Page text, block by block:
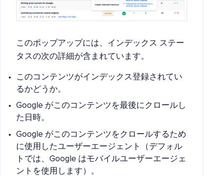
このポップアップには、インデックス ステー
タスの次の詳細が含まれています。
このコンテンツがインデックス登録されてい
るかどうか。
Google がこのコンテンツを最後にクロールし
た日時。
Google がこのコンテンツをクロールするため
に使用したユーザーエージェント（デフォル
トでは、Google はモバイルユーザーエージェ
ントを使用します）。